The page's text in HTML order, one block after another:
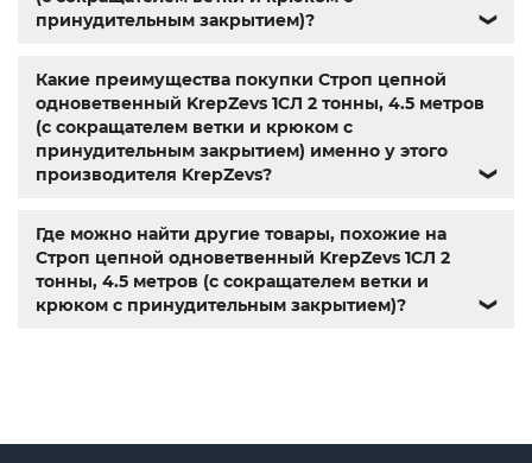
принудительным закрытием)?
❯
Какие преимущества покупки Строп цепной
одноветвенный KrepZevs 1СЛ 2 тонны, 4.5 метров
(с сокращателем ветки и крюком с
принудительным закрытием) именно у этого
производителя KrepZevs?
❯
Где можно найти другие товары, похожие на
Строп цепной одноветвенный KrepZevs 1СЛ 2
тонны, 4.5 метров (с сокращателем ветки и
крюком с принудительным закрытием)?
❯